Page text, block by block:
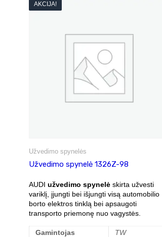
AKCIJA!
Užvedimo spynelės
Užvedimo spynelė 1326Z-98
AUDI užvedimo spynelė skirta užvesti
variklį, įjungti bei išjungti visą automobilio
borto elektros tinklą bei apsaugoti
transporto priemonę nuo vagystės.
Gamintojas
TW